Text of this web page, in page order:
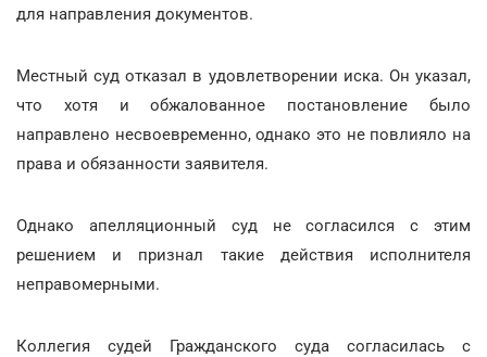
для направления документов.
Местный суд отказал в удовлетворении иска. Он указал,
что хотя и обжалованное постановление было
направлено несвоевременно, однако это не повлияло на
права и обязанности заявителя.
Однако апелляционный суд не согласился с этим
решением и признал такие действия исполнителя
неправомерными.
Коллегия судей Гражданского суда согласилась с